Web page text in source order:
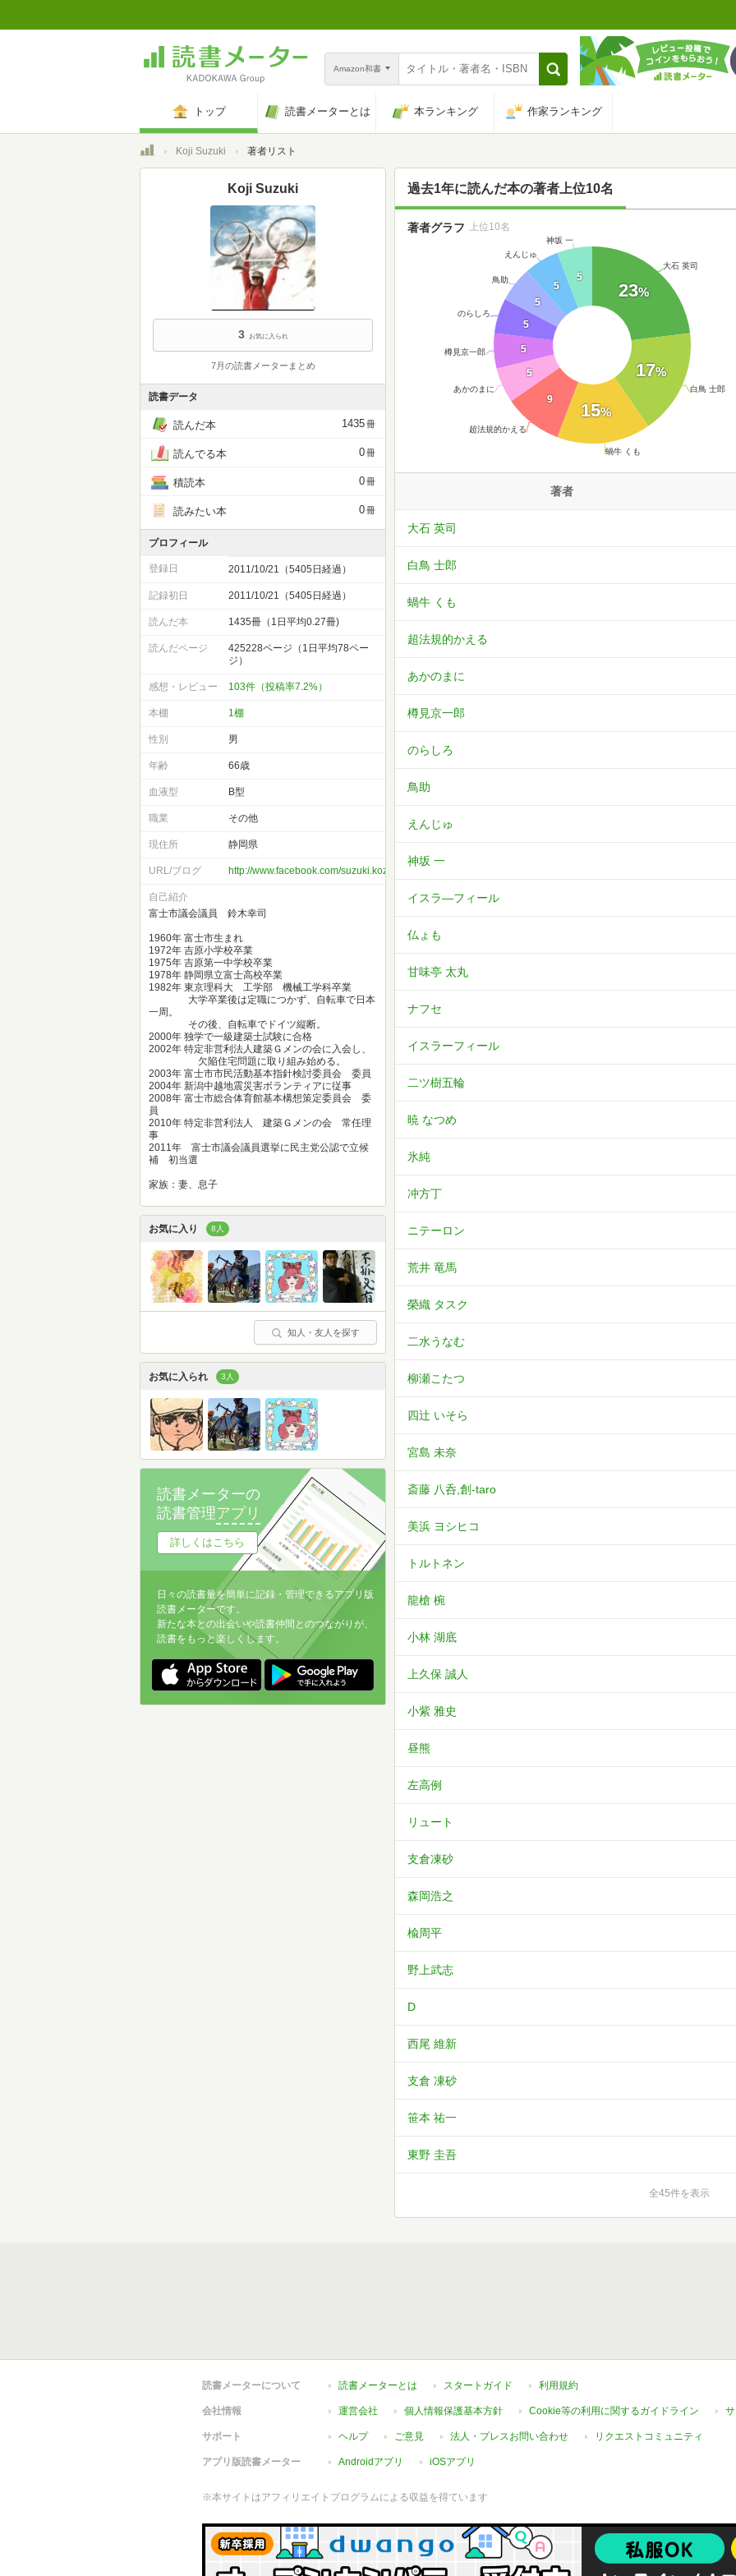
Amazon和書
トップ 読書メーターとは 本ランキング 作家ランキング
トップKoji Suzuki 著者リスト
Koji Suzuki
3 お気に入られ
7月の読書メーターまとめ
読書データ
読んだ本 1435冊
読んでる本 0冊
積読本 0冊
読みたい本 0冊
プロフィール
登録日 2011/10/21（5405日経過）
記録初日 2011/10/21（5405日経過）
読んだ本 1435冊（1日平均0.27冊)
読んだページ
425228ページ（1日平均78ペー
ジ）
感想・レビュー 103件（投稿率7.2%）
本棚 1棚
性別 男
年齢 66歳
血液型 B型
職業 その他
現住所 静岡県
URL/ブログ http://www.facebook.com/suzuki.kozy
自己紹介
富士市議会議員 鈴木幸司
1960年 富士市生まれ
1972年 吉原小学校卒業
1975年 吉原第一中学校卒業
1978年 静岡県立富士高校卒業
1982年 東京理科大 工学部 機械工学科卒業
大学卒業後は定職につかず、自転車で日本
一周。
その後、自転車でドイツ縦断。
2000年 独学で一級建築士試験に合格
2002年 特定非営利法人建築Ｇメンの会に入会し、
欠陥住宅問題に取り組み始める。
2003年 富士市市民活動基本指針検討委員会 委員
2004年 新潟中越地震災害ボランティアに従事
2008年 富士市総合体育館基本構想策定委員会 委
員
2010年 特定非営利法人 建築Ｇメンの会 常任理
事
2011年 富士市議会議員選挙に民主党公認で立候
補 初当選
家族：妻、息子
お気に入り 8人
知人・友人を探す
お気に入られ 3人
読書メーターの
読書管理アプリ
詳しくはこちら
日々の読書量を簡単に記録・管理できるアプリ版
読書メーターです。
新たな本との出会いや読書仲間とのつながりが、
読書をもっと楽しくします。
過去1年に読んだ本の著者上位10名
23%
大石 英司
17%
白鳥 士郎
15%
蝸牛 くも
9
超法規的かえる
5
あかのまに
5
樽見京一郎
5
のらしろ
5
鳥助
5
えんじゅ
5
神坂 一
著者グラフ 上位10名
著者
大石 英司
白鳥 士郎
蝸牛 くも
超法規的かえる
あかのまに
樽見京一郎
のらしろ
鳥助
えんじゅ
神坂 一
イスラ―フィール
仏ょも
甘味亭 太丸
ナフセ
イスラーフィール
二ツ樹五輪
暁 なつめ
氷純
冲方丁
ニテーロン
荒井 竜馬
榮織 タスク
二水うなむ
柳瀬こたつ
四辻 いそら
宮島 未奈
斎藤 八呑,創-taro
美浜 ヨシヒコ
トルトネン
龍槍 椀
小林 湖底
上久保 誠人
小紫 雅史
昼熊
左高例
リュート
支倉凍砂
森岡浩之
楡周平
野上武志
D
西尾 維新
支倉 凍砂
笹本 祐一
東野 圭吾
全45件を表示
読書メーターについて 読書メーターとは スタートガイド 利用規約
会社情報 運営会社 個人情報保護基本方針 Cookie等の利用に関するガイドライン
サポート ヘルプ ご意見 法人・プレスお問い合わせ リクエストコミュニティ
アプリ版読書メーター Androidアプリ iOSアプリ
※本サイトはアフィリエイトプログラムによる収益を得ています